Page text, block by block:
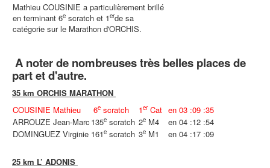
Mathieu COUSINIE a particulièrement brillé
en terminant 6e scratch et 1erde sa
catégorie sur le Marathon d'ORCHIS.
A noter de nombreuses très belles places de
part et d'autre.
35 km ORCHIS MARATHON
COUSINIE Mathieu
6e scratch 1erCat en 03 :09 :35
ARROUZE Jean-Marc 135e scratch 2e M4
en 04 :12 :54
DOMINGUEZ Virginie 161e scratch 3e M1 en 04 :17 :09
25 km L’ ADONIS